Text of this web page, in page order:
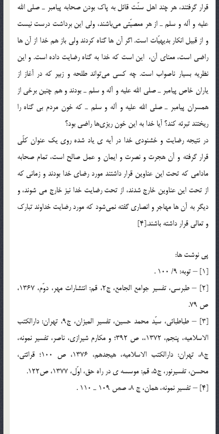
قرار گرفتند، هر چند اهل سنّت قائل به پاك بودن صحابه پيامبر ـ صلي الله
عليه و آله و سلم ـ از هر معصيّتي مي‌باشند، ولي اين برداشت درست نيست
و از قبيل انكار بديهيّات است. اگر آن ها گناه كردند ولي باز هم خدا از آن ها
راضي است، معناي آن، اين است كه خدا به گناه رضايت داده است. و اين
نظريه بسيار ناصواب است. چه كسي مي‌تواند طلحه و زبير كه در آغاز از
ياران خاص پيامبر ـ صلي الله عليه و آله و سلم ـ بودند و هم چنين برخي از
همسران پيامبر ـ صلي الله عليه و آله و سلم ـ که خون مردم بي گناه را
ريختند تبرئه كند؟ آيا خدا به اين خون ريزي‌ها راضي بود؟
در نتيجه رضايت و خشنودي خدا در آيه ی ياد شده روي يك عنوان كلّي
قرار گرفته و آن هجرت و نصرت و ايمان و عمل صالح است، تمام صحابه
مادامي كه تحت اين عناوين قرار داشتند مورد رضاي خدا بودند و زماني كه
از تحت اين عناوين خارج شدند، از تحت رضايت خدا نيز خارج مي شوند، و
ديگر به آن ها مهاجر و انصاري گفته نمي‌شود كه مورد رضايت خداوند تبارك
و تعالي قرار داشته باشند.[4]
پي نوشت ها:
[1] – توبه: 9/ 100 .
[2] – طبرسي، تفسير جوامع الجامع، ج2، قم: انتشارات مهر، دوّم، 1367،
ص 79.
[3] – طباطبائي، سيّد محمد حسين، تفسير الميزان، ج9، تهران: دارالكتب
الاسلاميه، پنجم، 1372،، ص 392؛ و مكارم شيرازي، ناصر، تفسير نمونه،
ج8، تهران: دارالكتب الاسلاميه، هيجدهم، 1376، ص 100؛ قرائتي،
محسن، تفسيرنور، ج5، قم: موسسه ي در راه حق، اوّل، 1377، ص122.
[4] – تفسير نمونه، همان، ج 8، صص 109 ـ 110 .